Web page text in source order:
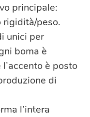
principale:
peso.
unici per
boma è
è posto
di
l’intera